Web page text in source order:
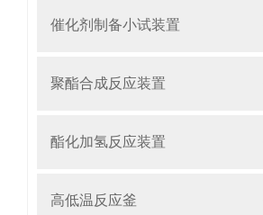
催化剂制备小试装置
聚酯合成反应装置
酯化加氢反应装置
高低温反应釜